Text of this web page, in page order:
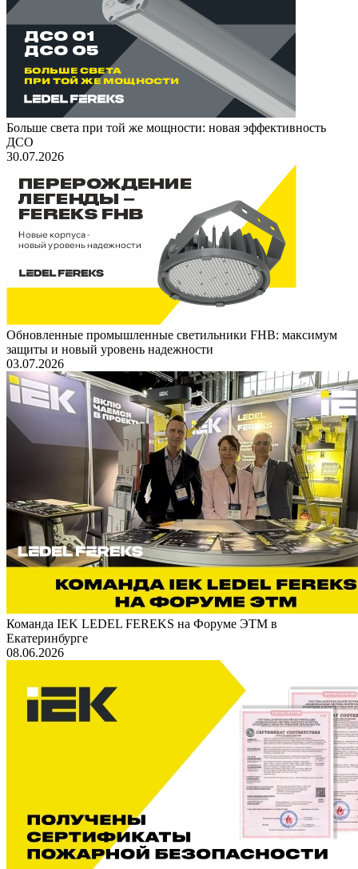
Больше света при той же мощности: новая эффективность
ДСО
30.07.2026
Обновленные промышленные светильники FHB: максимум
защиты и новый уровень надежности
03.07.2026
Команда IEK LEDEL FEREKS на Форуме ЭТМ в
Екатеринбурге
08.06.2026